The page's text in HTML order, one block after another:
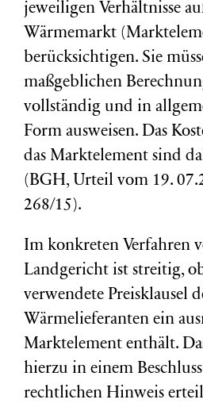
jeweiligen Verhältnisse
Wärmemarkt
berücksichtigen. Sie
maßgeblichen
vollständig und in
Form ausweisen. Das
das Marktelement sind
(BGH, Urteil vom 19.
268/15).
Im konkreten Verfahren
Landgericht ist streitig,
verwendete Preisklausel
Wärmelieferanten ein
Marktelement enthält.
hierzu in einem
rechtlichen Hinweis